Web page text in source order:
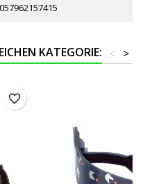
KATEGORIE: >
<
favorite_border